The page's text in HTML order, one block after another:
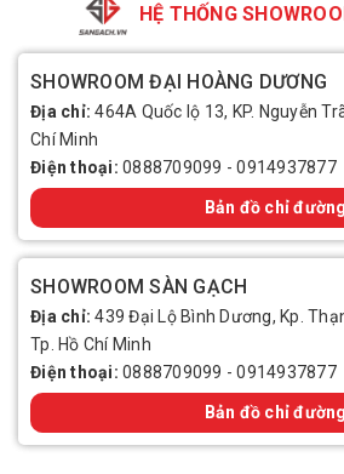
HỆ THỐNG
SHOWROOM ĐẠI HOÀNG DƯƠNG
Địa chỉ:464A Quốc lộ 13, KP. Nguyễn
Chí Minh
Điện thoại: 0888709099 -0914937877
Bản đồ chỉ đường
SHOWROOM SÀN GẠCH
Địa chỉ:439 Đại Lộ Bình Dương, Kp.
Tp. Hồ Chí Minh
Điện thoại: 0888709099 -0914937877
Bản đồ chỉ đường